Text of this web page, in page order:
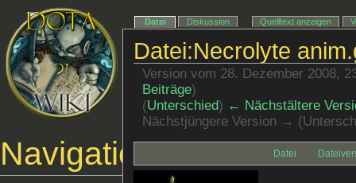
Datei:Necrolyte
Version vom 28. Dezember 2008,
Beiträge)
(Unterschied) ← Nächstältere
Nächstjüngere Version →
Datei
Navigationsmenü
Datei Diskussion Quelltext anzeigen